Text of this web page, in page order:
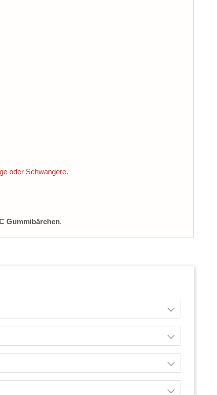
oder Schwangere.
Gummibärchen.